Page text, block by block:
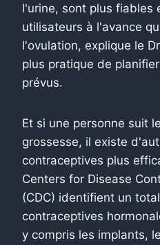
l'urine, sont plus fiables
utilisateurs à l'avance
l'ovulation, explique le
plus pratique de
prévus.
Et si une personne suit
grossesse, il existe
contraceptives plus
Centers for Disease
(CDC) identifient un
contraceptives
y compris les implants,